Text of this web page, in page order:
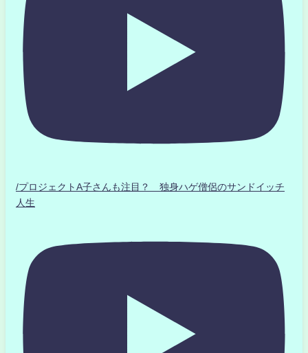
/プロジェクトA子さんも注目？ 独身ハゲ僧侶のサンドイッチ
人生